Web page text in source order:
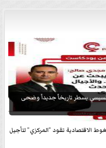
يسطر تاريخاً جديداً وضحى
الاقتصادية تقود ”المركزي” لتأجيل